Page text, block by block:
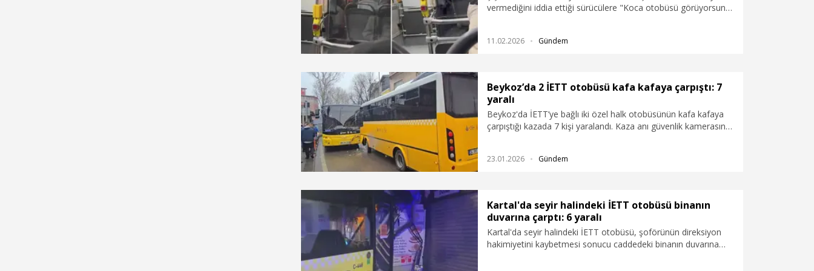
vermediğini iddia ettiği sürücülere "Koca otobüsü görüyorsun
gösterdi. Şoförün bağırdığını iddia eden kadın yolcular, "Bana
11.02.2026 Gündem
Beykoz’da 2 İETT otobüsü kafa kafaya çarpıştı: 7
yaralı
Beykoz'da İETT’ye bağlı iki özel halk otobüsünün kafa kafaya
çarpıştığı kazada 7 kişi yaralandı. Kaza anı güvenlik kamerasına
23.01.2026 Gündem
Kartal'da seyir halindeki İETT otobüsü binanın
duvarına çarptı: 6 yaralı
Kartal'da seyir halindeki İETT otobüsü, şoförünün direksiyon
hakimiyetini kaybetmesi sonucu caddedeki binanın duvarına